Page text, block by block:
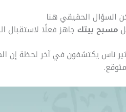
السؤال الحقيقي هنا
مسبح بيتك جاهز فعلًا لاستقبال
ناس يكتشفون في آخر لحظة إن